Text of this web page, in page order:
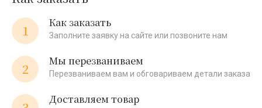
1
Как заказать
Заполните заявку на сайте или позвоните нам
2 Мы перезваниваем
Перезваниваем вам и обговариваем детали заказа
Доставляем товар